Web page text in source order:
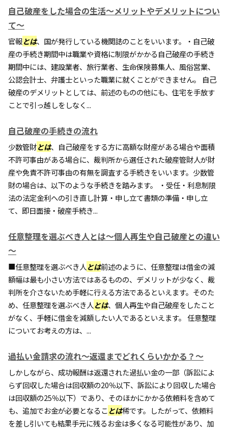
自己破産をした場合の生活～メリットやデメリットについ
て～
官報とは、国が発行している機関誌のことをいいます。・自己破
産の手続き期間中は職業や資格に制限がかかる自己破産の手続き
期間中には、建設業者、旅行業者、生命保険募集人、風俗営業、
公認会計士、弁護士といった職業に就くことができません。 自己
破産のデメリットとしては、前述のものの他にも、住宅を手放す
ことで引っ越しをしなく...
自己破産の手続きの流れ
少数管財とは、自己破産をする方に高額な財産がある場合や面積
不許可事由がある場合に、裁判所から選任された破産管財人が財
産や免責不許可事由の有無を調査する手続きをいいます。少数管
財の場合は、以下のような手続きを踏みます。 ・受任・利息制限
法の法定金利への引き直し計算・申し立て書類の準備・申し立
て、即日面接・破産手続き...
任意整理を選ぶべき人とは～個人再生や自己破産との違い
～
■任意整理を選ぶべき人とは前述のように、任意整理は借金の減
額幅は最も小さい方法ではあるものの、デメリットが少なく、裁
判所を介さないため手軽に行える方法であるといえます。そのた
め、任意整理を選ぶべき人とは、個人再生や自己破産をしたこと
がなく、手軽に借金を減額したい人であるといえます。 任意整理
についてお考えの方は、...
過払い金請求の流れ～返還までどれくらいかかる？～
しかしながら、成功報酬は返還された過払い金の一部（訴訟によ
らず回収した場合は回収額の20％以下、訴訟により回収した場合
は回収額の25％以下）であり、そのほかにかかる依頼料を含めて
も、追加でお金が必要となることは稀です。したがって、依頼料
を差し引いても結果手元に残るお金は多くなる可能性があり、加